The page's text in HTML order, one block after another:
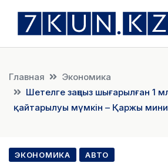
Главная
Экономика
Шетелге заңсыз шығарылған 1
қайтарылуы мүмкін – Қаржы
ЭКОНОМИКА АВТО